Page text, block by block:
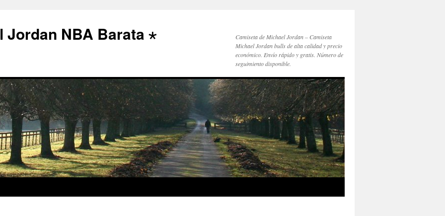
Jordan NBA Barata ⋆
Camiseta de Michael Jordan – Camiseta
Michael Jordan bulls de alta calidad y precio
económico. Envío rápido y gratis. Número de
seguimiento disponible.